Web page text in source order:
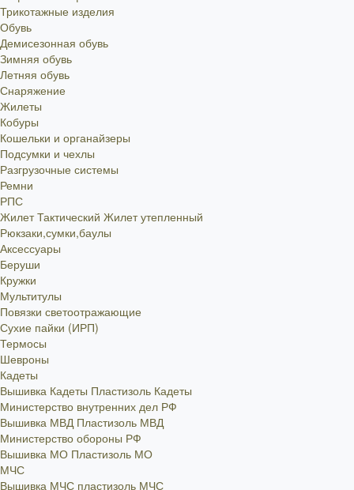
Трикотажные изделия
Обувь
Демисезонная обувь
Зимняя обувь
Летняя обувь
Снаряжение
Жилеты
Кобуры
Кошельки и органайзеры
Подсумки и чехлы
Разгрузочные системы
Ремни
РПС
Жилет Тактический Жилет утепленный
Рюкзаки,сумки,баулы
Аксессуары
Беруши
Кружки
Мультитулы
Повязки светоотражающие
Сухие пайки (ИРП)
Термосы
Шевроны
Кадеты
Вышивка Кадеты Пластизоль Кадеты
Министерство внутренних дел РФ
Вышивка МВД Пластизоль МВД
Министерство обороны РФ
Вышивка МО Пластизоль МО
МЧС
Вышивка МЧС пластизоль МЧС